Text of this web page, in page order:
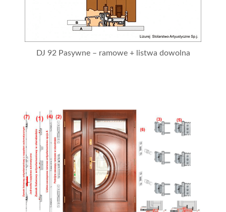
DJ 92 Pasywne – ramowe + listwa dowolna